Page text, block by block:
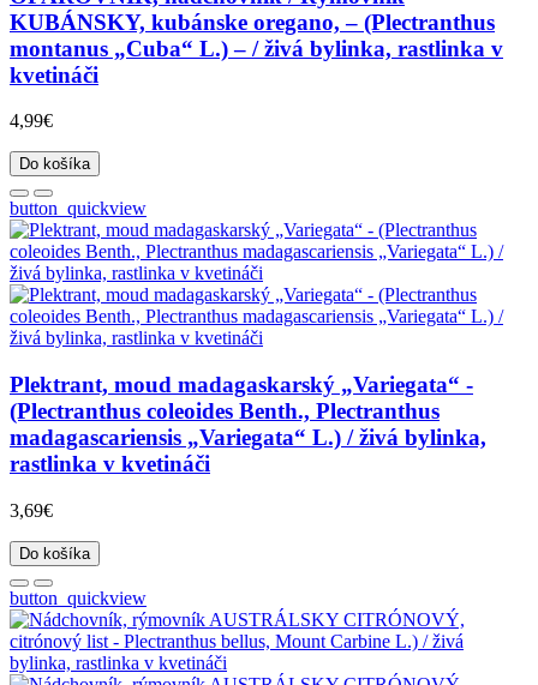
KUBÁNSKY, kubánske oregano, – (Plectranthus
montanus „Cuba“ L.) – / živá bylinka, rastlinka v
kvetináči
4,99€
Do košíka
button_quickview
Plektrant, moud madagaskarský „Variegata“ -
(Plectranthus coleoides Benth., Plectranthus
madagascariensis „Variegata“ L.) / živá bylinka,
rastlinka v kvetináči
3,69€
Do košíka
button_quickview